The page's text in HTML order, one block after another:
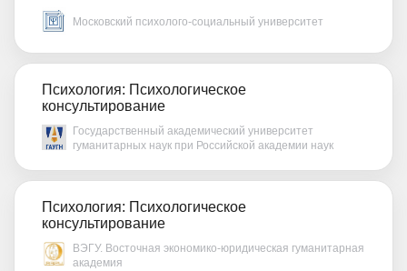
Московский психолого-социальный университет
Психология: Психологическое
консультирование
Государственный академический университет
гуманитарных наук при Российской академии наук
Психология: Психологическое
консультирование
ВЭГУ. Восточная экономико-юридическая гуманитарная
академия